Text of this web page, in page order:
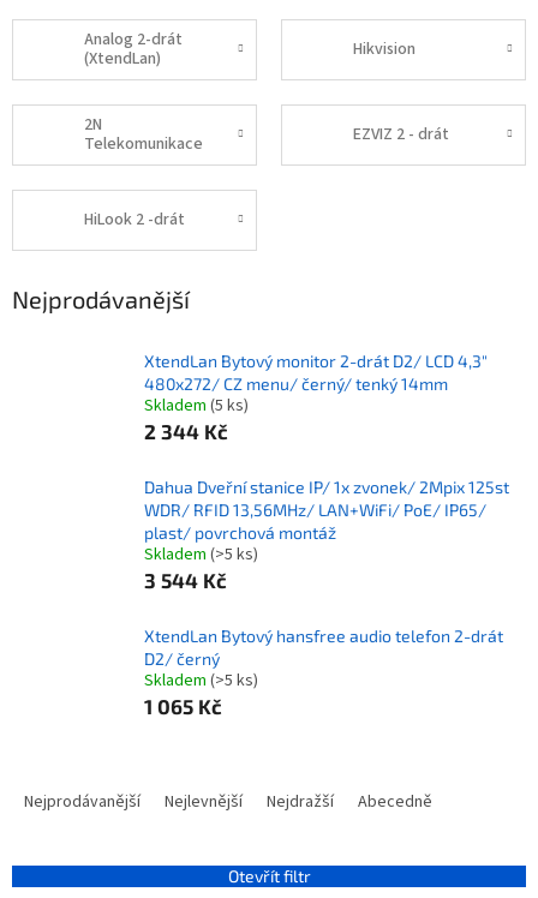
Analog 2-drát
(XtendLan)
Hikvision
2N
Telekomunikace
EZVIZ 2 - drát
HiLook 2 -drát
Nejprodávanější
XtendLan Bytový monitor 2-drát D2/ LCD 4,3"
480x272/ CZ menu/ černý/ tenký 14mm
Skladem (5 ks)
2 344 Kč
Dahua Dveřní stanice IP/ 1x zvonek/ 2Mpix 125st
WDR/ RFID 13,56MHz/ LAN+WiFi/ PoE/ IP65/
plast/ povrchová montáž
Skladem (>5 ks)
3 544 Kč
XtendLan Bytový hansfree audio telefon 2-drát
D2/ černý
Skladem (>5 ks)
1 065 Kč
Nejprodávanější Nejlevnější Nejdražší Abecedně
Otevřít filtr